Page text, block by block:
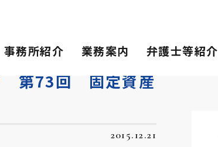
事務所紹介 業務案内 弁護士等紹介
第73回 固定資産
2015.12.21